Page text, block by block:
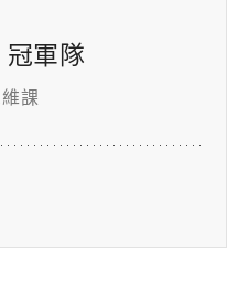
軍隊
課